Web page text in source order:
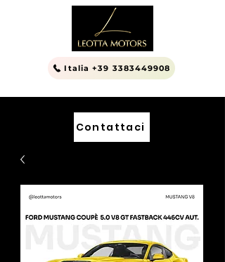
Italia +39 3383449908
Contattaci